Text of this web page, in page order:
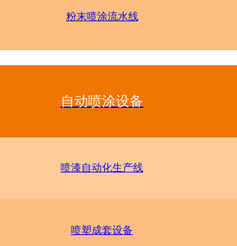
粉末喷涂流水线
自动喷涂设备
喷漆自动化生产线
喷塑成套设备